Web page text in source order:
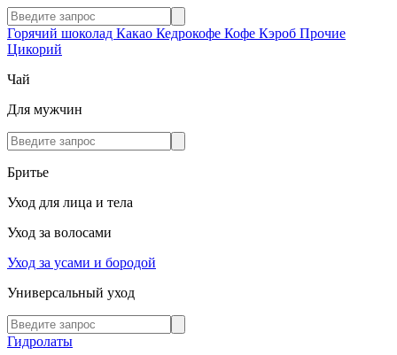
Горячий шоколад Какао Кедрокофе Кофе Кэроб Прочие
Цикорий
Чай
Для мужчин
Бритье
Уход для лица и тела
Уход за волосами
Уход за усами и бородой
Универсальный уход
Гидролаты